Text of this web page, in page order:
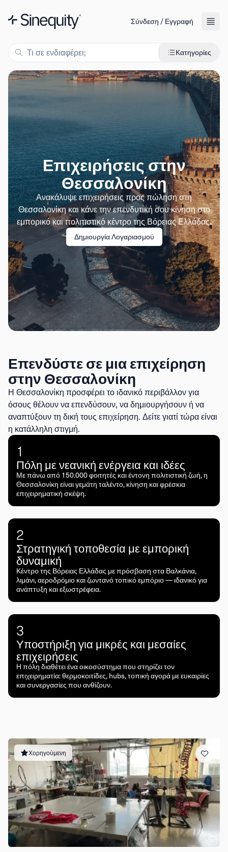
Σύνδεση / Εγγραφή
Κατηγορίες
Επιχειρήσεις στην
Θεσσαλονίκη
Ανακάλυψε επιχειρήσεις προς πώληση στη
Θεσσαλονίκη και κάνε την επενδυτική σου κίνηση στο
εμπορικό και πολιτιστικό κέντρο της Βόρειας Ελλάδας.
Δημιουργία Λογαριασμού
Επενδύστε σε μια επιχείρηση
στην Θεσσαλονίκη
Η Θεσσαλονίκη προσφέρει το ιδανικό περιβάλλον για
όσους θέλουν να επενδύσουν, να δημιουργήσουν ή να
αναπτύξουν τη δική τους επιχείρηση. Δείτε γιατί τώρα είναι
η κατάλληλη στιγμή.
1
Πόλη με νεανική ενέργεια και ιδέες
Με πάνω από 150.000 φοιτητές και έντονη πολιτιστική ζωή, η
Θεσσαλονίκη είναι γεμάτη ταλέντο, κίνηση και φρέσκια
επιχειρηματική σκέψη.
2
Στρατηγική τοποθεσία με εμπορική
δυναμική
Κέντρο της Βόρειας Ελλάδας με πρόσβαση στα Βαλκάνια,
λιμάνι, αεροδρόμιο και ζωντανό τοπικό εμπόριο — ιδανικό για
ανάπτυξη και εξωστρέφεια.
3
Υποστήριξη για μικρές και μεσαίες
επιχειρήσεις
Η πόλη διαθέτει ένα οικοσύστημα που στηρίζει τον
επιχειρηματία: θερμοκοιτίδες, hubs, τοπική αγορά με ευκαιρίες
και συνεργασίες που ανθίζουν.
Χορηγούμενη